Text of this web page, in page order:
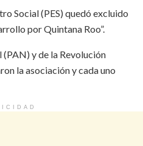
Social (PES) quedó excluido
por Quintana Roo”.
y de la Revolución
la asociación y cada uno